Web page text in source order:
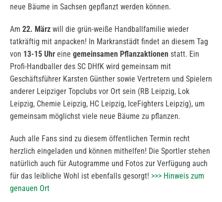
neue Bäume in Sachsen gepflanzt werden können.
Am 22. März will die grün-weiße Handballfamilie wieder
tatkräftig mit anpacken! In Markranstädt findet an diesem Tag
von 13-15 Uhr eine gemeinsamen Pflanzaktionen statt. Ein
Profi-Handballer des SC DHfK wird gemeinsam mit
Geschäftsführer Karsten Günther sowie Vertretern und Spielern
anderer Leipziger Topclubs vor Ort sein (RB Leipzig, Lok
Leipzig, Chemie Leipzig, HC Leipzig, IceFighters Leipzig), um
gemeinsam möglichst viele neue Bäume zu pflanzen.
Auch alle Fans sind zu diesem öffentlichen Termin recht
herzlich eingeladen und können mithelfen! Die Sportler stehen
natürlich auch für Autogramme und Fotos zur Verfügung auch
für das leibliche Wohl ist ebenfalls gesorgt! >>> Hinweis zum
genauen Ort